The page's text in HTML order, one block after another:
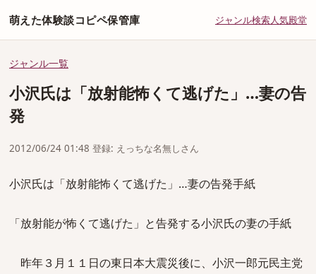
萌えた体験談コピペ保管庫 ジャンル検索人気殿堂
ジャンル一覧
小沢氏は「放射能怖くて逃げた」…妻の告
発
2012/06/24 01:48 登録: えっちな名無しさん
小沢氏は「放射能怖くて逃げた」…妻の告発手紙
「放射能が怖くて逃げた」と告発する小沢氏の妻の手紙
昨年３月１１日の東日本大震災後に、小沢一郎元民主党